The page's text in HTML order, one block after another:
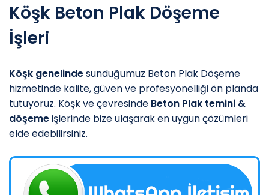
Köşk Beton Plak Döşeme
İşleri
Köşk genelindesunduğumuz Beton Plak Döşeme
hizmetinde kalite, güven ve profesyonelliği ön planda
tutuyoruz. Köşk ve çevresinde Beton Plak temini &
döşemeişlerinde bize ulaşarak en uygun çözümleri
elde edebilirsiniz.